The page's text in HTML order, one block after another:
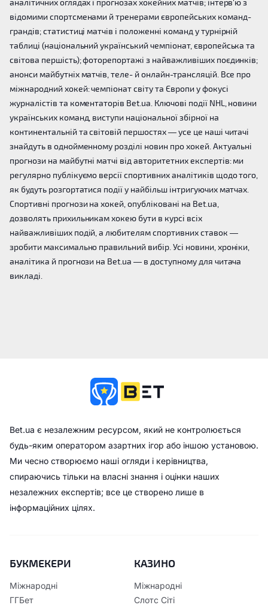
аналітичних оглядах і прогнозах хокейних матчів; інтерв'ю з
відомими спортсменами й тренерами європейських команд-
грандів; статистиці матчів і положенні команд у турнірній
таблиці (національний український чемпіонат, європейська та
світова першість); фоторепортажі з найважливіших поєдинків;
анонси майбутніх матчів, теле- й онлайн-трансляцій. Все про
міжнародний хокей: чемпіонат світу та Європи у фокусі
журналістів та коментаторів Bet.ua. Ключові події NHL, новини
українських команд, виступи національної збірної на
континентальній та світовій першостях — усе це наші читачі
знайдуть в однойменному розділі новин про хокей. Актуальні
прогнози на майбутні матчі від авторитетних експертів: ми
регулярно публікуємо версії спортивних аналітиків щодо того,
як будуть розгортатися події у найбільш інтригуючих матчах.
Спортивні прогнози на хокей, опубліковані на Bet.ua,
дозволять прихильникам хокею бути в курсі всіх
найважливіших подій, а любителям спортивних ставок —
зробити максимально правильний вибір. Усі новини, хроніки,
аналітика й прогнози на Bet.ua — в доступному для читача
викладі.
Bet.ua є незалежним ресурсом, який не контролюється
будь-яким оператором азартних ігор або іншою установою.
Ми чесно створюємо наші огляди і керівництва,
спираючись тільки на власні знання і оцінки наших
незалежних експертів; все це створено лише в
інформаційних цілях.
БУКМЕКЕРИ
Міжнародні
ГГБет
КАЗИНО
Міжнародні
Слотс Сіті